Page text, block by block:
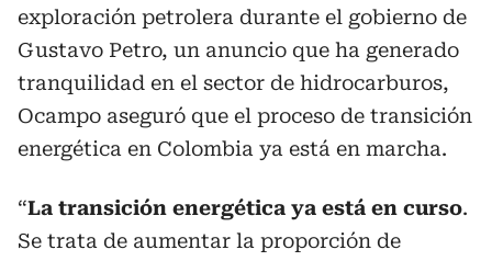
exploración petrolera durante el gobierno de
Gustavo Petro, un anuncio que ha generado
tranquilidad en el sector de hidrocarburos,
Ocampo aseguró que el proceso de transición
energética en Colombia ya está en marcha.
“La transición energética ya está en curso.
Se trata de aumentar la proporción de